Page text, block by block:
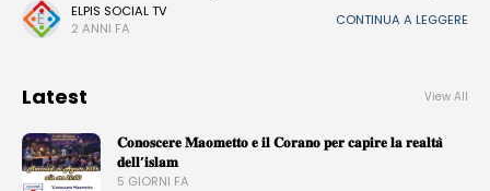
Salerno accoglierà la salma del Cardinale Renato Raffaele
Martino che giungerà presso la
ELPIS SOCIAL TV
2 ANNI FA
CONTINUA A LEGGERE
Latest View All
𝐂𝐨𝐧𝐨𝐬𝐜𝐞𝐫𝐞 𝐌𝐚𝐨𝐦𝐞𝐭𝐭𝐨 𝐞 𝐢𝐥 𝐂𝐨𝐫𝐚𝐧𝐨 𝐩𝐞𝐫 𝐜𝐚𝐩𝐢𝐫𝐞 𝐥𝐚 𝐫𝐞𝐚𝐥𝐭𝐚̀
𝐝𝐞𝐥𝐥’𝐢𝐬𝐥𝐚𝐦
5 GIORNI FA